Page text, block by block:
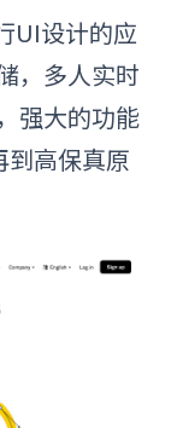
UI设计的应
，多人实时
强大的功能
到高保真原